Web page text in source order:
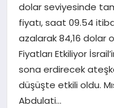
SAĞLIK
SPOR
TEKNOLOJI
dolar seviyesinde
fiyatı, saat 09.54
azalarak 84,16 dolar
Fiyatları Etkiliyor
sona erdirecek
düşüşte etkili oldu.
Abdulati…